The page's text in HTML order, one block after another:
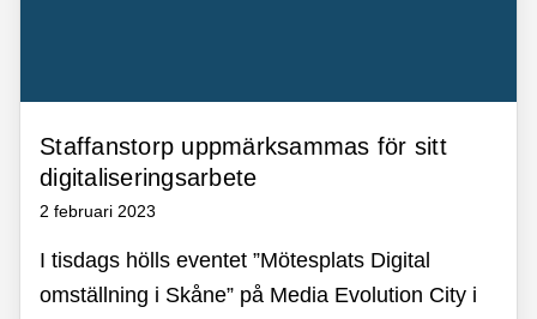
Staffanstorp uppmärksammas för sitt
digitaliseringsarbete
2 februari 2023
I tisdags hölls eventet ”Mötesplats Digital
omställning i Skåne” på Media Evolution City i